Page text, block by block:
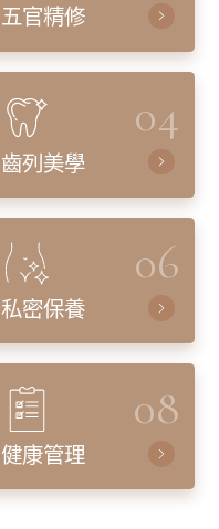
五官精修
04
齒列美學
06
私密保養
08
健康管理